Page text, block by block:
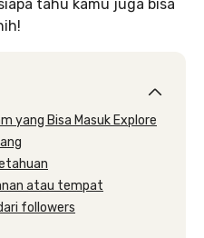
tahu kamu juga bisa
yang Bisa Masuk Explore
atau tempat
followers